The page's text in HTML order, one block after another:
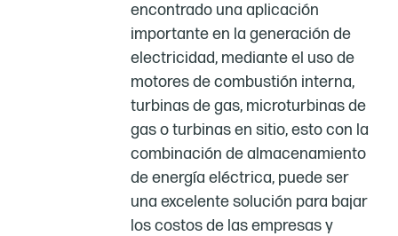
encontrado una aplicación
importante en la generación de
electricidad, mediante el uso de
motores de combustión interna,
turbinas de gas, microturbinas de
gas o turbinas en sitio, esto con la
combinación de almacenamiento
de energía eléctrica, puede ser
una excelente solución para bajar
los costos de las empresas y